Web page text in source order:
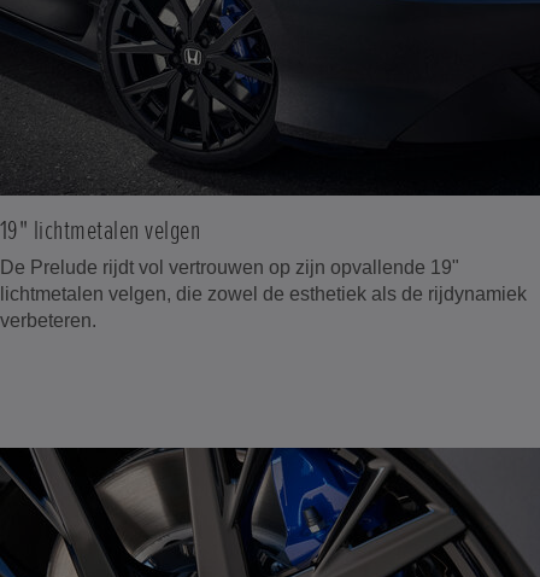
19" lichtmetalen velgen
De Prelude rijdt vol vertrouwen op zijn opvallende 19"
lichtmetalen velgen, die zowel de esthetiek als de rijdynamiek
verbeteren.